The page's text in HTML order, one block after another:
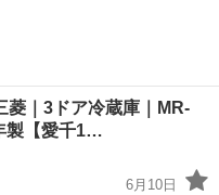
菱｜3ドア冷蔵庫｜MR-
製【愛千1…
6月10日